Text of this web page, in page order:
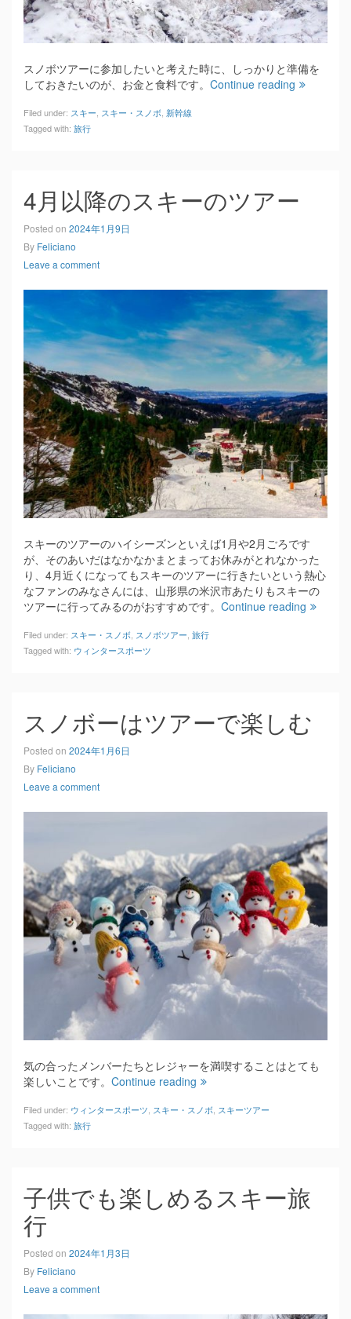
スノボツアーに参加したいと考えた時に、しっかりと準備を
しておきたいのが、お金と食料です。 Continue reading
Filed under: スキー スキー・スノボ 新幹線
Tagged with: 旅行
4月以降のスキーのツアー
Posted on 2024年1月9日
By Feliciano
Leave a comment
スキーのツアーのハイシーズンといえば1月や2月ごろです
が、そのあいだはなかなかまとまってお休みがとれなかった
り、4月近くになってもスキーのツアーに行きたいという熱心
なファンのみなさんには、山形県の米沢市あたりもスキーの
ツアーに行ってみるのがおすすめです。 Continue reading
Filed under: スキー・スノボ スノボツアー 旅行
Tagged with: ウィンタースポーツ
スノボーはツアーで楽しむ
Posted on 2024年1月6日
By Feliciano
Leave a comment
気の合ったメンバーたちとレジャーを満喫することはとても
楽しいことです。 Continue reading
Filed under: ウィンタースポーツ スキー・スノボ スキーツアー
Tagged with: 旅行
子供でも楽しめるスキー旅
行
Posted on 2024年1月3日
By Feliciano
Leave a comment